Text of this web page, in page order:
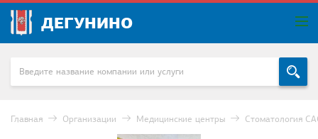
ДЕГУНИНО
Главная Организации Медицинские центры Стоматология